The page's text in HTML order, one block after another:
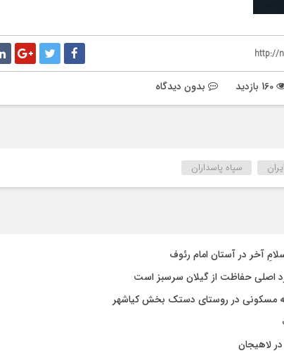
http://
بدون دیدگاه
سپاه پاسداران
آخر در آستان امام رئوف
اصلی حفاظت از گیلان سرسبز است
مسکونی در روستای دستک بخش کیاشهر
لاهیجان